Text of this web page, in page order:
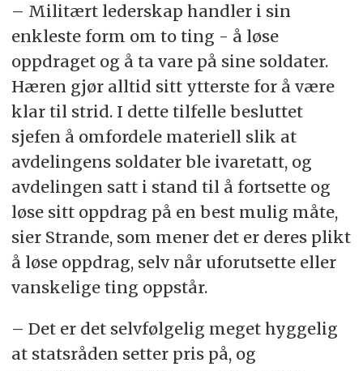
– Militært lederskap handler i sin
enkleste form om to ting - å løse
oppdraget og å ta vare på sine soldater.
Hæren gjør alltid sitt ytterste for å være
klar til strid. I dette tilfelle besluttet
sjefen å omfordele materiell slik at
avdelingens soldater ble ivaretatt, og
avdelingen satt i stand til å fortsette og
løse sitt oppdrag på en best mulig måte,
sier Strande, som mener det er deres plikt
å løse oppdrag, selv når uforutsette eller
vanskelige ting oppstår.
– Det er det selvfølgelig meget hyggelig
at statsråden setter pris på, og